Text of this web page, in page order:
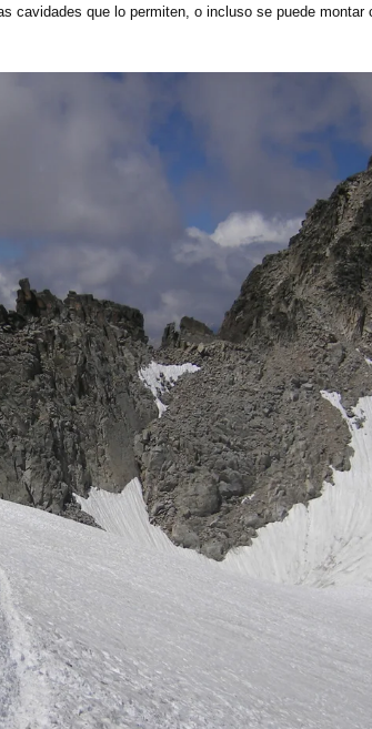
cavidades que lo permiten, o incluso se puede montar